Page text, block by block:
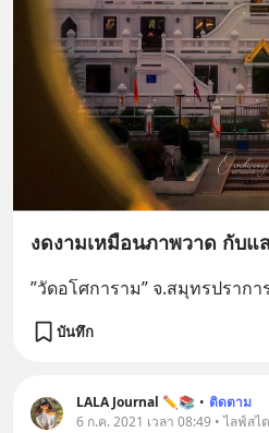
งดงามเหมือนภาพวาด กับแ
”วัดอโศการาม” จ.สมุทรปรากา
บันทึก
LALA Journal ✏️📚 • ติดตาม
6 ก.ค. 2021 เวลา 08:49 • ไลฟ์สไ